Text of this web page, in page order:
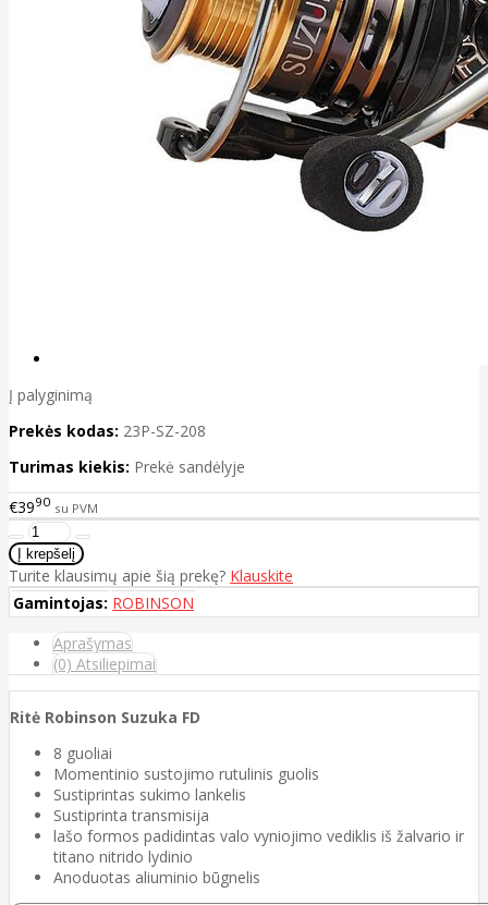
Į palyginimą
Prekės kodas: 23P-SZ-208
Turimas kiekis: Prekė sandėlyje
€3990 su PVM
Turite klausimų apie šią prekę? Klauskite
Gamintojas: ROBINSON
Aprašymas
(0) Atsiliepimai
Ritė Robinson Suzuka FD
8 guoliai
Momentinio sustojimo rutulinis guolis
Sustiprintas sukimo lankelis
Sustiprinta transmisija
lašo formos padidintas valo vyniojimo vediklis iš žalvario ir
titano nitrido lydinio
Anoduotas aliuminio būgnelis